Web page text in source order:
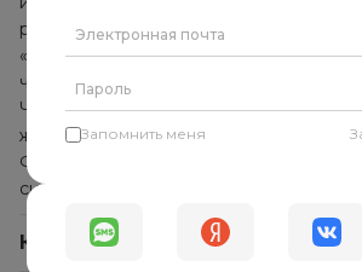
решить конкретную проблему. Он не
«правильное» решение и не даёт
человеку найти собственные ответы и
Человек начинает прислушиваться к
желаниям и находит в себе
Формируется способность
ситуациями самостоятельно.
Как часто нужно посещать
Запомнить меня